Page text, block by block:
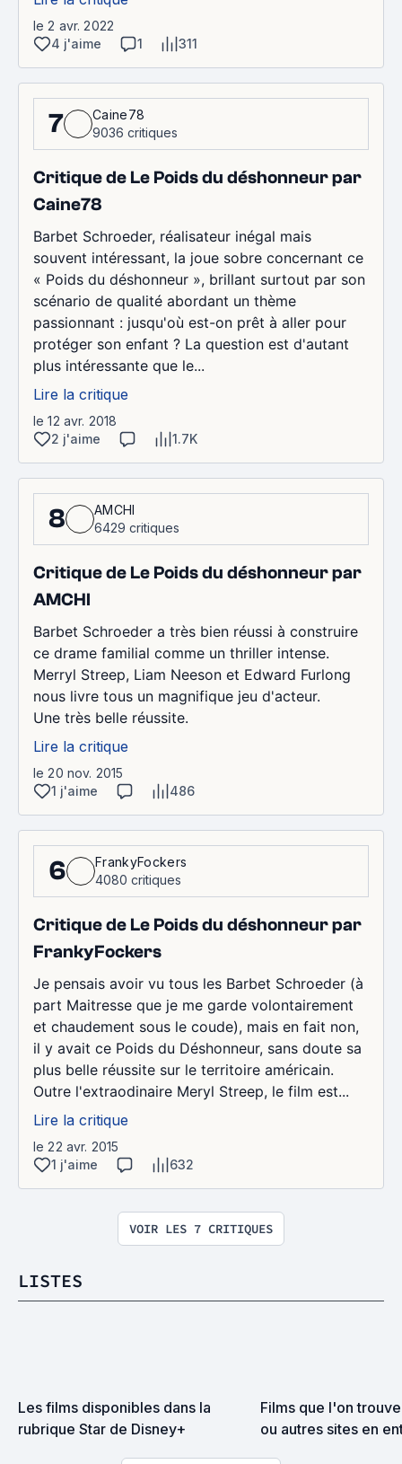
le 2 avr. 2022
4 j'aime
1 311
7
Caine78
9036 critiques
Critique de Le Poids du déshonneur par
Caine78
Barbet Schroeder, réalisateur inégal mais
souvent intéressant, la joue sobre concernant ce
« Poids du déshonneur », brillant surtout par son
scénario de qualité abordant un thème
passionnant : jusqu'où est-on prêt à aller pour
protéger son enfant ? La question est d'autant
plus intéressante que le...
Lire la critique
le 12 avr. 2018
2 j'aime
1.7K
8
AMCHI
6429 critiques
Critique de Le Poids du déshonneur par
AMCHI
Barbet Schroeder a très bien réussi à construire
ce drame familial comme un thriller intense.
Merryl Streep, Liam Neeson et Edward Furlong
nous livre tous un magnifique jeu d'acteur.
Une très belle réussite.
Lire la critique
le 20 nov. 2015
1 j'aime
486
6
FrankyFockers
4080 critiques
Critique de Le Poids du déshonneur par
FrankyFockers
Je pensais avoir vu tous les Barbet Schroeder (à
part Maitresse que je me garde volontairement
et chaudement sous le coude), mais en fait non,
il y avait ce Poids du Déshonneur, sans doute sa
plus belle réussite sur le territoire américain.
Outre l'extraodinaire Meryl Streep, le film est...
Lire la critique
le 22 avr. 2015
1 j'aime
632
VOIR LES 7 CRITIQUES
LISTES
Les films disponibles dans la
rubrique Star de Disney+
Films que l'on
ou autres sites en